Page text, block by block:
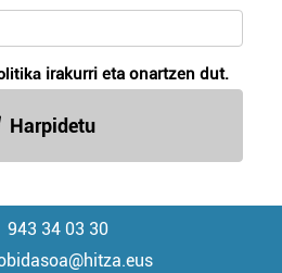
irakurri eta onartzen dut.
Harpidetu
943 34 03 30